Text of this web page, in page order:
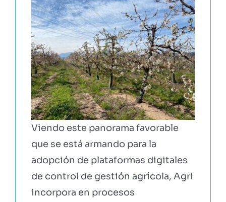
Viendo este panorama favorable
que se está armando para la
adopción de plataformas digitales
de control de gestión agrícola, Agri
incorpora en procesos